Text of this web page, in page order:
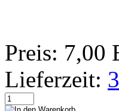
Preis: 7,00
Lieferzeit: